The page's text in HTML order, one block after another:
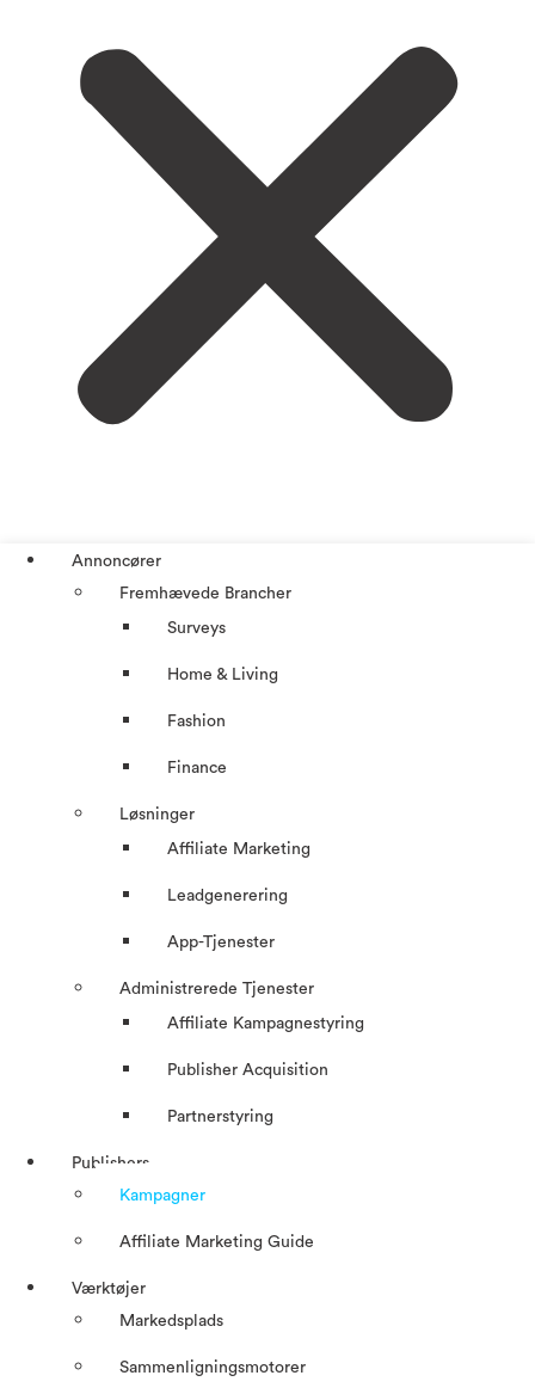
Annoncører
Fremhævede Brancher
Surveys
Home & Living
Fashion
Finance
Løsninger
Affiliate Marketing
Leadgenerering
App-Tjenester
Administrerede Tjenester
Affiliate Kampagnestyring
Publisher Acquisition
Partnerstyring
Publishers
Kampagner
Affiliate Marketing Guide
Værktøjer
Markedsplads
Sammenligningsmotorer